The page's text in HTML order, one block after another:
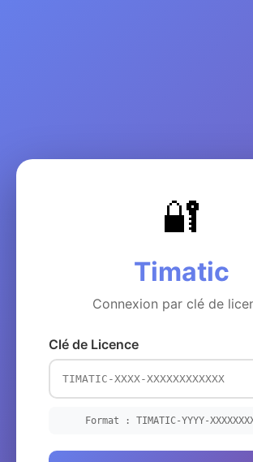
🔐
Timatic
Connexion par clé de
Clé de Licence
Format : TIMATIC-YYYY-